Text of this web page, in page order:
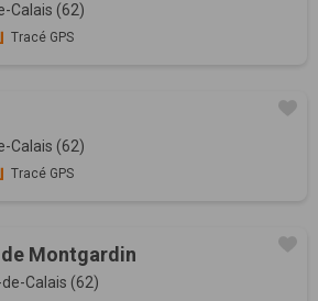
Calais (62)
Tracé GPS
Calais (62)
Tracé GPS
Montgardin
Calais (62)